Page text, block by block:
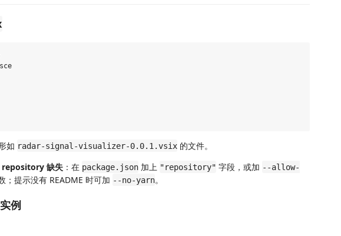
如 radar-signal-visualizer-0.0.1.vsix 的文件。
repository 缺失 ：在 package.json 加上 "repository" 字段，或加 --allow-
；提示没有 README 时可加 --no-yarn。
例